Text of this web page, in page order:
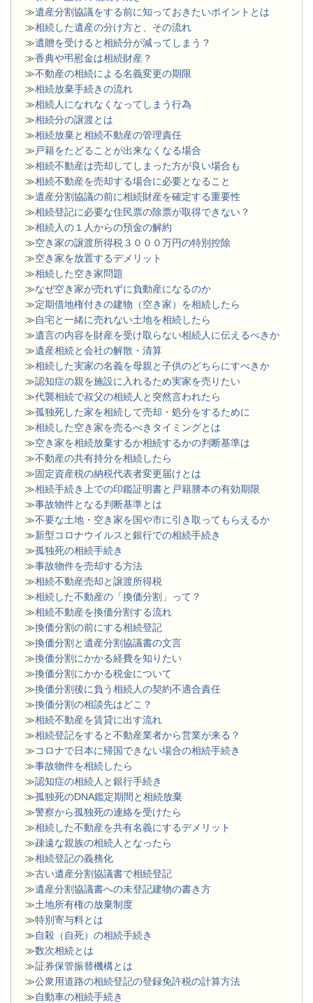
≫遺産分割協議をする前に知っておきたいポイントとは
≫相続した遺産の分け方と、その流れ
≫遺贈を受けると相続分が減ってしまう？
≫香典や弔慰金は相続財産？
≫不動産の相続による名義変更の期限
≫相続放棄手続きの流れ
≫相続人になれなくなってしまう行為
≫相続分の譲渡とは
​≫相続放棄と相続不動産の管理責任
≫ 戸籍をたどることが出来なくなる場合
≫相続不動産は売却してしまった方が良い場合も
≫相続不動産を売却する場合に必要となること
≫遺産分割協議の前に相続財産を確定する重要性
≫相続登記に必要な住民票の除票が取得できない？
≫相続人の１人からの預金の解約
≫空き家の譲渡所得税３０００万円の特別控除
≫空き家を放置するデメリット
≫相続した空き家問題
​≫なぜ空き家が売れずに負動産になるのか
≫定期借地権付きの建物（空き家）を相続したら
≫自宅と一緒に売れない土地を相続したら
≫遺言の内容を財産を受け取らない相続人に伝えるべきか
≫遺産相続と会社の解散・清算
≫相続した実家の名義を母親と子供のどちらにすべきか
≫認知症の親を施設に入れるため実家を売りたい
≫代襲相続で叔父の相続人と突然言われたら
≫孤独死した家を相続して売却・処分をするために
≫相続した空き家を売るべきタイミングとは
≫空き家を相続放棄するか相続するかの判断基準は
≫不動産の共有持分を相続したら
≫固定資産税の納税代表者変更届けとは
≫相続手続き上での印鑑証明書と戸籍謄本の有効期限
≫事故物件となる判断基準とは
≫不要な土地・空き家を国や市に引き取ってもらえるか
≫新型コロナウイルスと銀行での相続手続き
≫孤独死の相続手続き
≫事故物件を売却する方法
≫相続不動産売却と譲渡所得税
≫相続した不動産の「換価分割」って？
≫相続不動産を換価分割する流れ
≫換価分割の前にする相続登記
≫換価分割と遺産分割協議書の文言
≫換価分割にかかる経費を知りたい
≫換価分割にかかる税金について
≫換価分割後に負う相続人の契約不適合責任
≫換価分割の相談先はどこ？
≫相続不動産を賃貸に出す流れ
≫相続登記をすると不動産業者から営業が来る？
≫コロナで日本に帰国できない場合の相続手続き
≫事故物件を相続したら
≫認知症の相続人と銀行手続き
≫孤独死のDNA鑑定期間と相続放棄
≫警察から孤独死の連絡を受けたら
≫相続した不動産を共有名義にするデメリット
≫疎遠な親族の相続人となったら
≫相続登記の義務化
≫古い遺産分割協議書で相続登記
≫遺産分割協議書への未登記建物の書き方
≫土地所有権の放棄制度
≫特別寄与料とは
≫自殺（自死）の相続手続き
≫数次相続とは
≫証券保管振替機構とは
≫公衆用道路の相続登記の登録免許税の計算方法
≫自動車の相続手続き